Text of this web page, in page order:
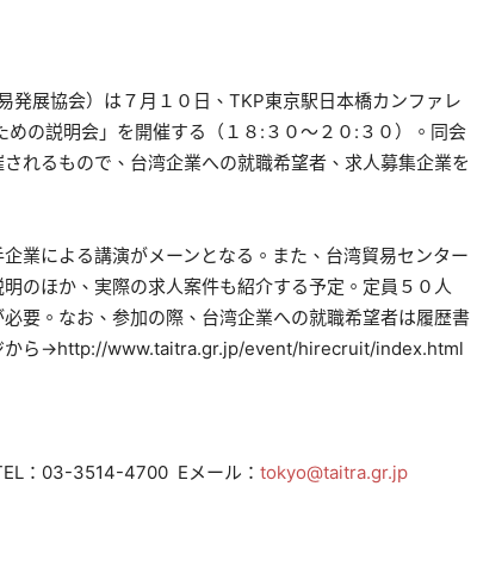
発展協会）は７月１０日、TKP東京駅日本橋カンファレ
の説明会」を開催する（１８:３０～２０:３０）。同会
れるもので、台湾企業への就職希望者、求人募集企業を
業による講演がメーンとなる。また、台湾貿易センター
のほか、実際の求人案件も紹介する予定。定員５０人
要。なお、参加の際、台湾企業への就職希望者は履歴書
から→http://www.taitra.gr.jp/event/hirecruit/index.html
：03-3514-4700 Eメール： tokyo@taitra.gr.jp